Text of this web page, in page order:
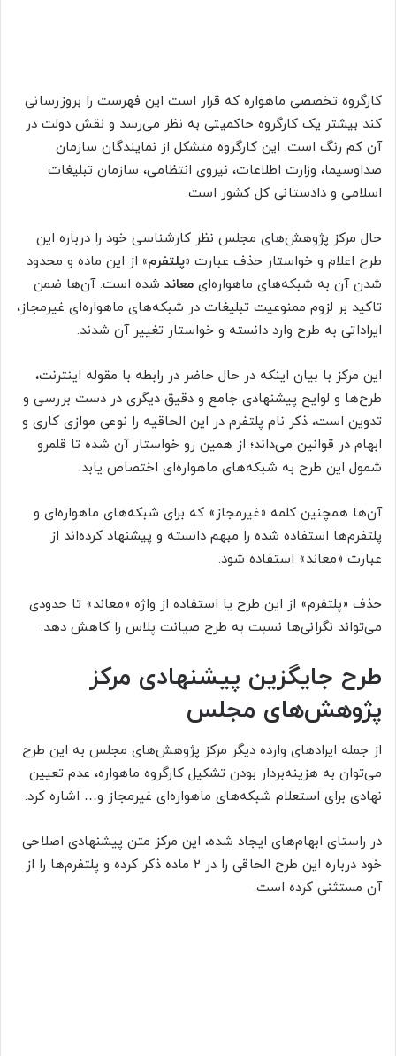
کارگروه تخصصی ماهواره که قرار است این فهرست را بروزرسانی
کند بیشتر یک کارگروه حاکمیتی به نظر می‌رسد و نقش دولت در
آن کم رنگ است. این کارگروه متشکل از نمایندگان سازمان
صداوسیما، وزارت اطلاعات، نیروی انتظامی، سازمان تبلیغات
اسلامی و دادستانی کل کشور است.
حال مرکز پژوهش‌های مجلس نظر کارشناسی خود را درباره این
طرح اعلام و خواستار حذف عبارت «پلتفرم» از این ماده و محدود
شدن آن به شبکه‌های ماهواره‌ای معاند شده است. آن‌ها ضمن
تاکید بر لزوم ممنوعیت تبلیغات در شبکه‌های ماهواره‌ای غیرمجاز،
ایراداتی به طرح وارد دانسته و خواستار تغییر آن شدند.
این مرکز با بیان اینکه در حال حاضر در رابطه با مقوله اینترنت،
طرح‌ها و لوایح پیشنهادی جامع و دقیق دیگری در دست بررسی و
تدوین است، ذکر نام پلتفرم در این الحاقیه را نوعی موازی کاری و
ابهام در قوانین می‌داند؛ از همین رو خواستار آن شده تا قلمرو
شمول این طرح به شبکه‌های ماهواره‌ای اختصاص یابد.
آن‌ها همچنین کلمه «غیرمجاز» که برای شبکه‌های ماهواره‌ای و
پلتفرم‌ها استفاده شده را مبهم دانسته و پیشنهاد کرده‌اند از
عبارت «معاند» استفاده شود.
حذف «پلتفرم» از این طرح یا استفاده از واژه «معاند» تا حدودی
می‌تواند نگرانی‌ها نسبت به طرح صیانت پلاس را کاهش دهد.
طرح جایگزین پیشنهادی مرکز
پژوهش‌های مجلس
از جمله ایرادهای وارده دیگر مرکز پژوهش‌های مجلس به این طرح
می‌توان به هزینه‌بردار بودن تشکیل کارگروه ماهواره، عدم تعیین
نهادی برای استعلام شبکه‌های ماهواره‌ای غیرمجاز و… اشاره کرد.
در راستای ابهام‌های ایجاد شده، این مرکز متن پیشنهادی اصلاحی
خود درباره این طرح الحاقی را در 2 ماده ذکر کرده و پلتفرم‌ها را از
آن مستثنی کرده است.